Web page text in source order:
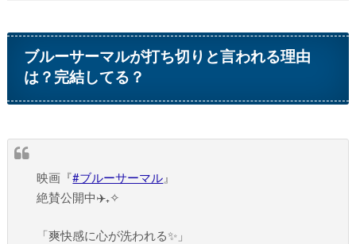
ブルーサーマルが打ち切りと言われる理由
は？完結してる？
映画『#ブルーサーマル 』
絶賛公開中✈️₊✧
「爽快感に心が洗われる✨」